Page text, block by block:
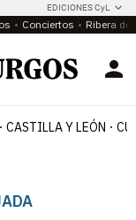
EDICIONES CyL
Conciertos Ribera del
CASTILLA Y LEÓN